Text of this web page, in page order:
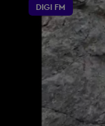
DIGI FM